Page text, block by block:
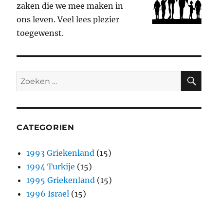
zaken die we mee maken in
ons leven. Veel lees plezier
toegewenst.
Zoeken
naar:
CATEGORIEN
1993 Griekenland (15)
1994 Turkije (15)
1995 Griekenland (15)
1996 Israel (15)